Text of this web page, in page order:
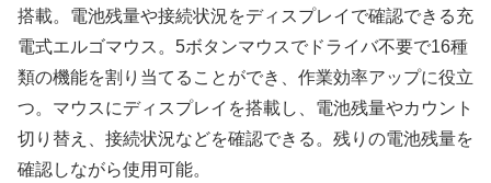
搭載。電池残量や接続状況をディスプレイで確認できる充
電式エルゴマウス。5ボタンマウスでドライバ不要で16種
類の機能を割り当てることができ、作業効率アップに役立
つ。マウスにディスプレイを搭載し、電池残量やカウント
切り替え、接続状況などを確認できる。残りの電池残量を
確認しながら使用可能。